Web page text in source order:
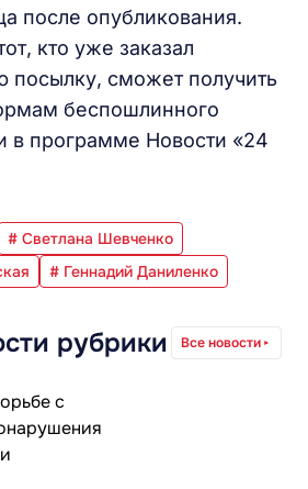
после опубликования.
кто уже заказал
сможет получить
беспошлинного
в программе Новости «24
# Светлана Шевченко
# Геннадий Даниленко
рубрики Все новости